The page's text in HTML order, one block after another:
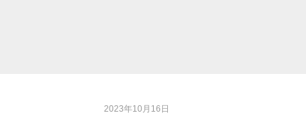
2023年10月16日